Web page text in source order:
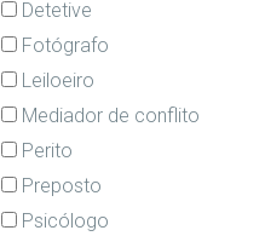
Detetive
Fotógrafo
Leiloeiro
Mediador de conflito
Perito
Preposto
Psicólogo